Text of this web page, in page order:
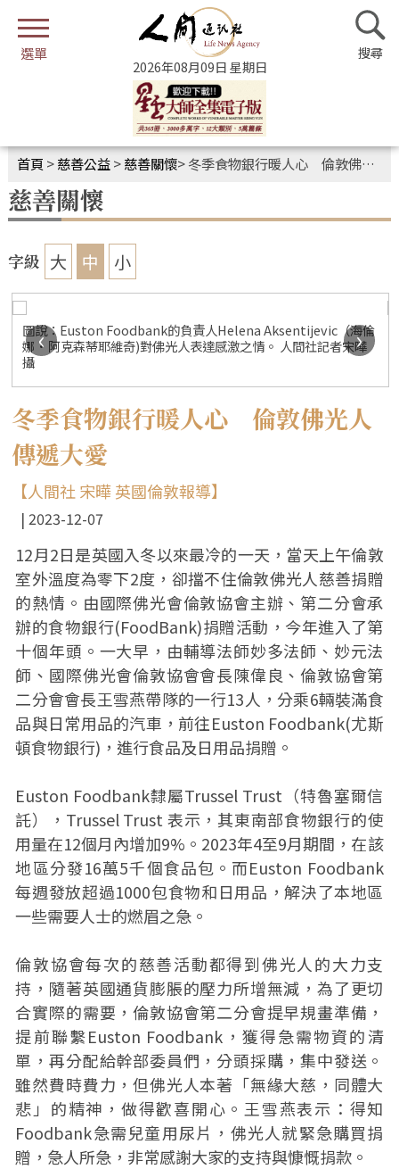
2026年08月09日 星期日
首頁 >慈善公益>慈善關懷>冬季食物銀行暖人心 倫敦佛光人傳遞大愛
慈善關懷
字級 大 中 小
圖說：Euston Foodbank的負責人Helena Aksentijevic（海倫
娜·阿克森蒂耶維奇)對佛光人表達感激之情。 人間社記者宋曄
攝
‹ ›
冬季食物銀行暖人心 倫敦佛光人
傳遞大愛
【人間社 宋曄 英國倫敦報導】
2023-12-07
12月2日是英國入冬以來最冷的一天，當天上午倫敦
室外溫度為零下2度，卻擋不住倫敦佛光人慈善捐贈
的熱情。由國際佛光會倫敦協會主辦、第二分會承
辦的食物銀行(FoodBank)捐贈活動，今年進入了第
十個年頭。一大早，由輔導法師妙多法師、妙元法
師、國際佛光會倫敦協會會長陳偉良、倫敦協會第
二分會會長王雪燕帶隊的一行13人，分乘6輛裝滿食
品與日常用品的汽車，前往Euston Foodbank(尤斯
頓食物銀行)，進行食品及日用品捐贈。
Euston Foodbank隸屬Trussel Trust（特魯塞爾信
託），Trussel Trust 表示，其東南部食物銀行的使
用量在12個月內增加9%。2023年4至9月期間，在該
地區分發16萬5千個食品包。而Euston Foodbank
每週發放超過1000包食物和日用品，解決了本地區
一些需要人士的燃眉之急。
倫敦協會每次的慈善活動都得到佛光人的大力支
持，隨著英國通貨膨脹的壓力所增無減，為了更切
合實際的需要，倫敦協會第二分會提早規畫準備，
提前聯繫Euston Foodbank，獲得急需物資的清
單，再分配給幹部委員們，分頭採購，集中發送。
雖然費時費力，但佛光人本著「無緣大慈，同體大
悲」的精神，做得歡喜開心。王雪燕表示：得知
Foodbank急需兒童用尿片，佛光人就緊急購買捐
贈，急人所急，非常感謝大家的支持與慷慨捐款。